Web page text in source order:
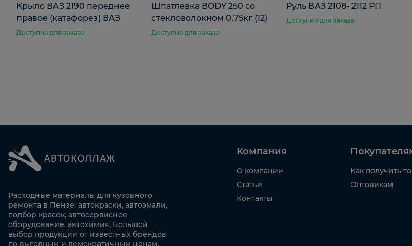
Крыло ВАЗ 2190 переднее
правое (катафорез) ВАЗ
Доступно для заказа
Шпатлевка BODY 250 со
стекловолокном 0.75кг (12)
Доступно для заказа
Руль ВАЗ 2108- 2112 РП
Доступно для заказа
Расходные материалы для кузовного
ремонта в Пензе: автокраски, автоэмали,
подбор красок, автосервисное
оборудование, автохимия. Большой
выбор продукции от известных брендов
по выгодным и демократичным ценам.
Компания
О компании
Статьи
Контакты
Как получить
Оптовикам